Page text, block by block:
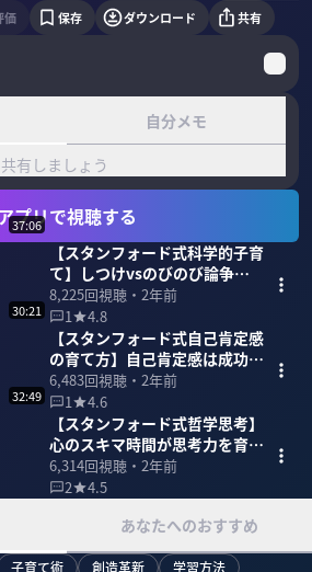
価 保存 ダウンロード 共有
自分メモ
有しましょう
プリで視聴する
37:06
【スタンフォード式科学的子育
て】しつけvsのびのび論争の
科学的答え
8,225回視聴・ 2年前
1
4.8
30:21
【スタンフォード式自己肯定感
の育て方】自己肯定感は成功体
験では育たない
6,483回視聴・ 2年前
1
4.6
32:49
【スタンフォード式哲学思考】
心のスキマ時間が思考力を育て
る
6,314回視聴・ 2年前
2
4.5
あなたへのおすすめ
子育て術 創造革新 学習方法